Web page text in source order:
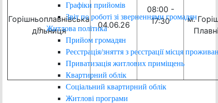
Графіки прийомів
Звіт по роботі зі зверненнями громадян
Житлова політика
Прийом громадян
Реєстрація/зняття з реєстрації місця
Приватизація житлових приміщень
Квартирний облік
Соціальний квартирний облік
Житлові програми
Горішньоплавнівська
дільниця
04.06.26
08:00 -
17:30
м.